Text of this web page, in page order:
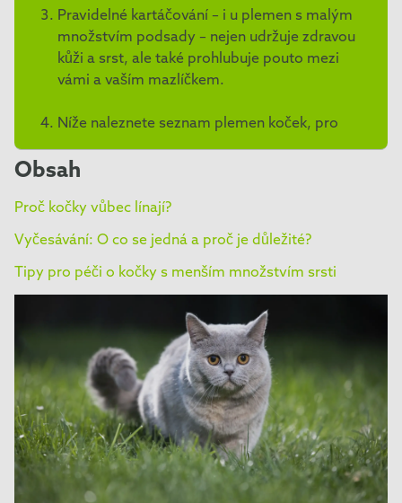
Pravidelné kartáčování – i u plemen s malým
množstvím podsady – nejen udržuje zdravou
kůži a srst, ale také prohlubuje pouto mezi
vámi a vaším mazlíčkem.
Níže naleznete seznam plemen koček, pro
Obsah
Proč kočky vůbec línají?
Vyčesávání: O co se jedná a proč je důležité?
Tipy pro péči o kočky s menším množstvím srsti